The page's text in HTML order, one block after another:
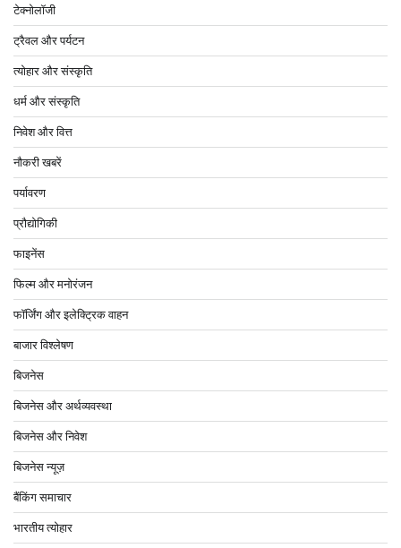
टेक्नोलॉजी
ट्रैवल और पर्यटन
त्योहार और संस्कृति
धर्म और संस्कृति
निवेश और वित्त
नौकरी खबरें
पर्यावरण
प्रौद्योगिकी
फाइनेंस
फिल्म और मनोरंजन
फॉर्जिंग और इलेक्ट्रिक वाहन
बाजार विश्लेषण
बिजनेस
बिजनेस और अर्थव्यवस्था
बिजनेस और निवेश
बिजनेस न्यूज़
बैंकिंग समाचार
भारतीय त्योहार